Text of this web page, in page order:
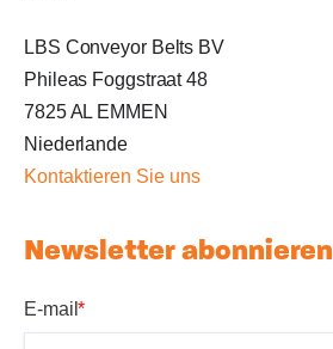
LBS Conveyor Belts BV
Phileas Foggstraat 48
7825 AL EMMEN
Niederlande
Kontaktieren Sie uns
Newsletter abonnieren
E-mail*